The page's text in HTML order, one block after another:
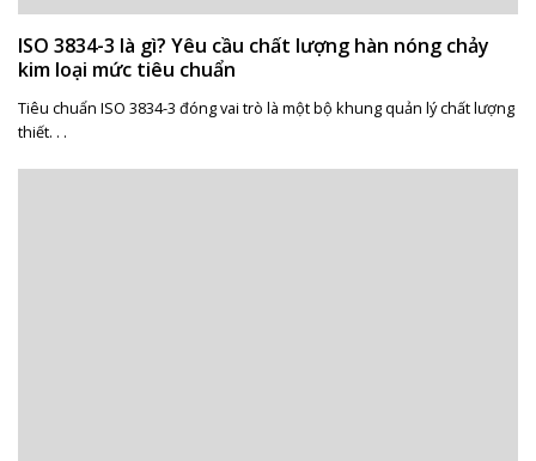
ISO 3834-3 là gì? Yêu cầu chất lượng hàn nóng chảy
kim loại mức tiêu chuẩn
Tiêu chuẩn ISO 3834-3 đóng vai trò là một bộ khung quản lý chất lượng
thiết. . .